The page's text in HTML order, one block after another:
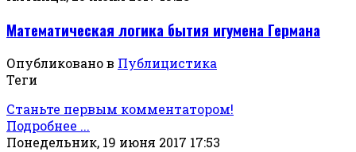
Математическая логика бытия игумена Германа
Опубликовано в Публицистика
Теги
Станьте первым комментатором!
Подробнее ...
Понедельник, 19 июня 2017 17:53